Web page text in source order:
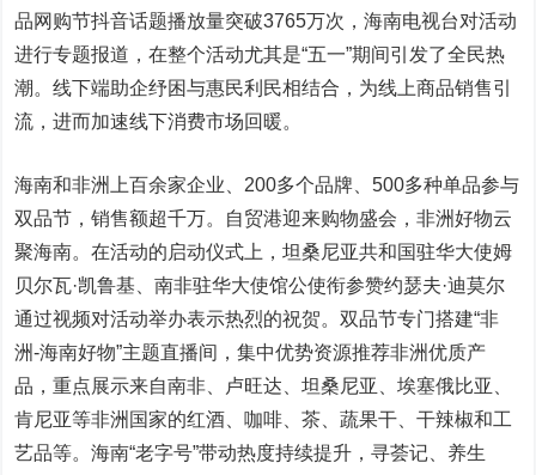
品网购节抖音话题播放量突破3765万次，海南电视台对活动
进行专题报道，在整个活动尤其是“五一”期间引发了全民热
潮。线下端助企纾困与惠民利民相结合，为线上商品销售引
流，进而加速线下消费市场回暖。
海南和非洲上百余家企业、200多个品牌、500多种单品参与
双品节，销售额超千万。自贸港迎来购物盛会，非洲好物云
聚海南。在活动的启动仪式上，坦桑尼亚共和国驻华大使姆
贝尔瓦·凯鲁基、南非驻华大使馆公使衔参赞约瑟夫·迪莫尔
通过视频对活动举办表示热烈的祝贺。双品节专门搭建“非
洲-海南好物”主题直播间，集中优势资源推荐非洲优质产
品，重点展示来自南非、卢旺达、坦桑尼亚、埃塞俄比亚、
肯尼亚等非洲国家的红酒、咖啡、茶、蔬果干、干辣椒和工
艺品等。海南“老字号”带动热度持续提升，寻荟记、养生